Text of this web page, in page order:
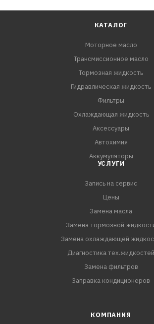
КАТАЛОГ
Моторное масло
Трансмиссионное масло
Тормозная жидкость
Гидравлическая жидкость
Фильтры
Охлаждающая жидкость
Аксессуары
Автохимия
Аккумуляторы
УСЛУГИ
Запись на сервис
Цены
Замена масла
Замена тормозной
Замена охлаждающей
Диагностика тех.жидкостей
Замена фильтров
Заправка кондиционеров
КОМПАНИЯ